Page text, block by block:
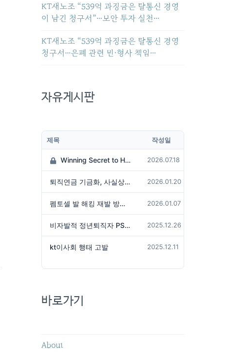
KT새노조 “539억 과징금은 탈통신 경영
이 남긴 청구서”…보안 투자 실천…
KT새노조 “539억 과징금은 탈통신 경영
청구서…은폐 관련 민·형사 책임…
자유게시판
제목 작성일
Winning Secret to Hit the Jackpot! 2026.07.18
퇴직연금 기금화, 사실상 국가가 관리하겠다는 것인가? 2026.01.20
펨토셀 발 해킹 재발 방지 위해서는 2026.01.07
비자발적 정년퇴직자 PS성과급 미지급은 임금체불 아닌가? 2025.12.26
kt이사회 행태 고발 2025.12.11
바로가기
About